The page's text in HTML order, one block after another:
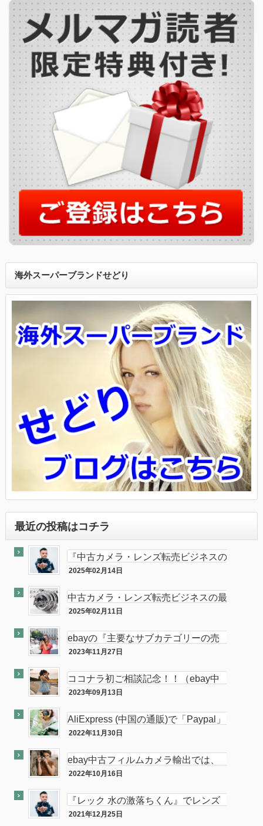
海外スーパーブランドせどり
最近の投稿はコチラ
『中古カメラ・レンズ転売ビジネスの
最終奥義教えます』のebay輸出会員
2025年02月14日
中古カメラ・レンズ転売ビジネスの最
終奥義教えます…を販売開始し数ヶ月
2025年02月11日
ebayの『主要なサブカテゴリーの売
れ筋』がカメラである件
2023年11月27日
ココナラ初ご相談記念！！（ebay中
古フィルムカメラ輸出の相談をお受け
2023年09月13日
AliExpress (中国の通販)で「Paypal」
使って買い物してみた
2022年11月30日
ebay中古フィルムカメラ輸出では、
意外と「二眼カメラ」がオススメ…か
2022年10月16日
『レック 水の激落ちくん』でレンズ
のカビが簡単に落とせてふき取りも超
2021年12月25日